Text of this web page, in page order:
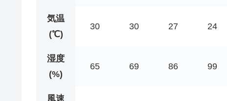
気温
(℃)
30 30 27 24
湿度
(%)
65 69 86 99
風速